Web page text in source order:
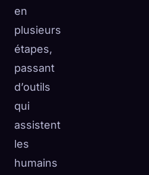
en
plusieurs
étapes,
passant
d’outils
qui
assistent
les
humains